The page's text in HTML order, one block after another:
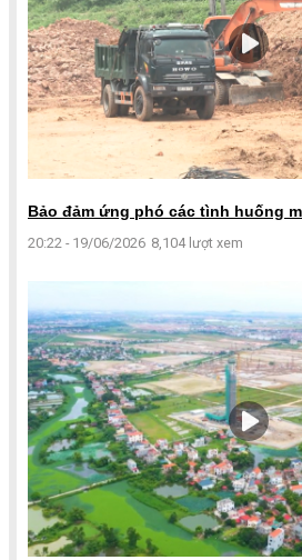
Bảo đảm ứng phó các tình huống
20:22 - 19/06/2026 8,104 lượt xem